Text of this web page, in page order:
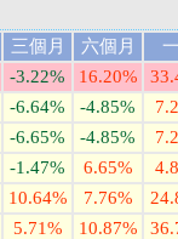
三個月 六個月
-3.22% 16.20%
-6.64% -4.85%
-6.65% -4.85%
-1.47% 6.65%
10.64% 7.76%
5.71% 10.87%